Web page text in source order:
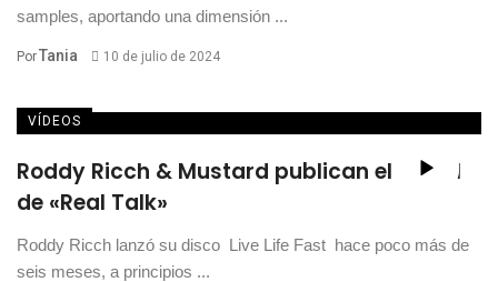
samples, aportando una dimensión ...
PorTania 10 de julio de 2024
VÍDEOS
Roddy Ricch & Mustard publican el visual
de «Real Talk»
Roddy Ricch lanzó su disco Live Life Fast hace poco más de
seis meses, a principios ...